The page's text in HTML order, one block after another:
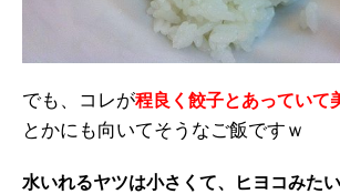
でも、コレが程良く餃子とあっていて
とかにも向いてそうなご飯ですｗ
水いれるヤツは小さくて、ヒヨコみた